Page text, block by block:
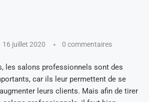
16 juillet 2020 0 commentaires
les salons professionnels sont des
car ils leur permettent de se
leurs clients. Mais afin de tirer